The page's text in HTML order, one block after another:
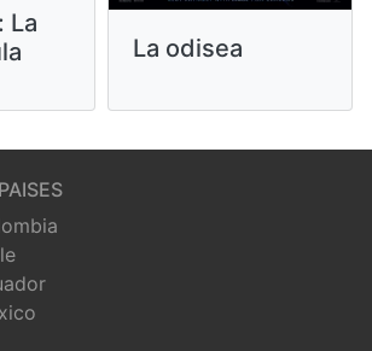
La
La odisea